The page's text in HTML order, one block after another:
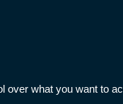
over what you want to
Publications